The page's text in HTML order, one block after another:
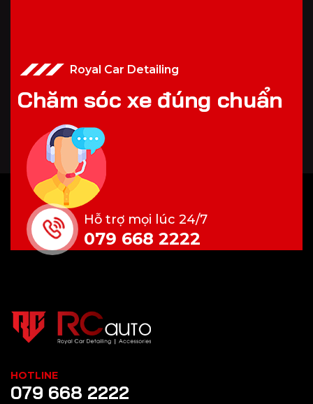
Royal Car Detailing
Chăm sóc xe đúng chuẩn
Hỗ trợ mọi lúc 24/7
079 668 2222
HOTLINE
079 668 2222